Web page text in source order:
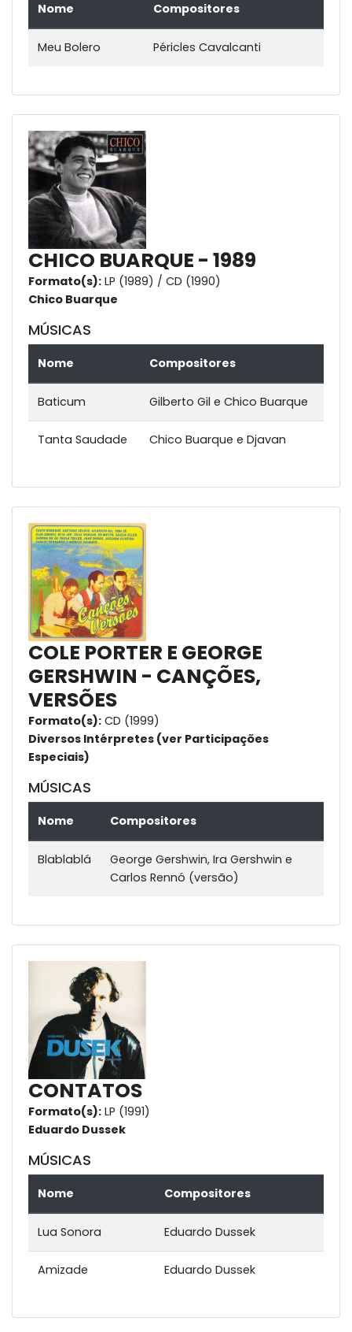
Nome Compositores
Meu Bolero Péricles Cavalcanti
CHICO BUARQUE - 1989
Formato(s): LP (1989) / CD (1990)
Chico Buarque
MÚSICAS
Nome Compositores
Baticum Gilberto Gil e Chico Buarque
Tanta Saudade Chico Buarque e Djavan
COLE PORTER E GEORGE
GERSHWIN - CANÇÕES,
VERSÕES
Formato(s): CD (1999)
Diversos Intérpretes (ver Participações
Especiais)
MÚSICAS
Nome Compositores
Blablablá
George Gershwin, Ira Gershwin e
Carlos Rennó (versão)
CONTATOS
Formato(s): LP (1991)
Eduardo Dussek
MÚSICAS
Nome Compositores
Lua Sonora Eduardo Dussek
Amizade Eduardo Dussek